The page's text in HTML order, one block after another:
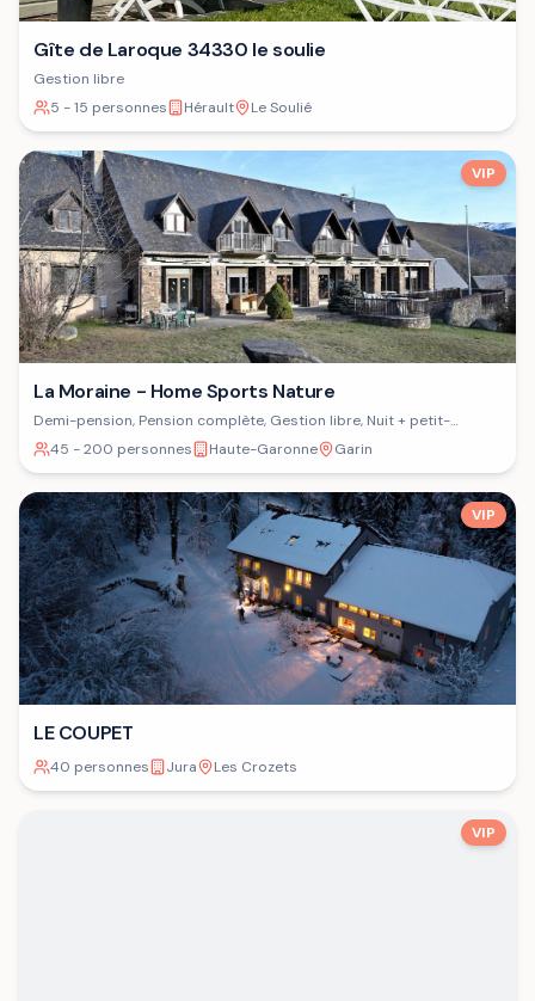
Gîte de Laroque 34330 le soulie
Gestion libre
5 - 15 personnes
Hérault Le Soulié
VIP
La Moraine - Home Sports Nature
Demi-pension, Pension complète, Gestion libre, Nuit + petit-
déjeuner
45 - 200 personnes Haute-Garonne Garin
VIP
LE COUPET
40 personnes Jura Les Crozets
VIP